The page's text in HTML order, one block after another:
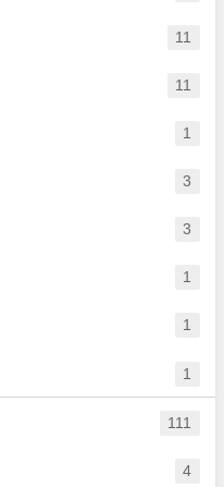
11
11
1
3
3
1
1
1
111
4